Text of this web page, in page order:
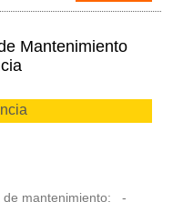
Mantenimiento
de mantenimiento: -